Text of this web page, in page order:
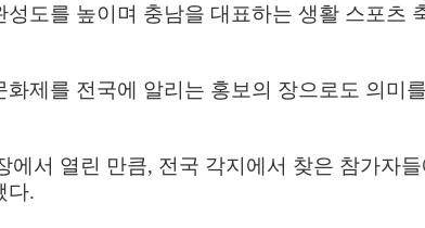
도를 높이며 충남을 대표하는 생활 스포츠
제를 전국에 알리는 홍보의 장으로도 의미
에서 열린 만큼, 전국 각지에서 찾은 참가자들
다.